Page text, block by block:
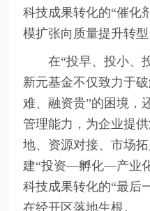
科技成果转化的“催化
模扩张向质量提升转型
在“投早、投小、
新元基金不仅致力于
难、融资贵”的困境，
管理能力，为企业提
地、资源对接、市场
建“投资—孵化—产业
科技成果转化的“最后
在经开区落地生根。